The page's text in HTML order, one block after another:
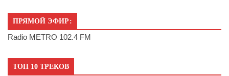
ПРЯМОЙ ЭФИР:
Radio METRO 102.4 FM
ТОП 10 ТРЕКОВ